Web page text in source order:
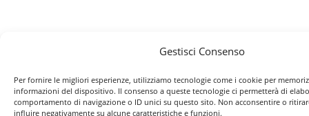
Gestisci Consenso
Per fornire le migliori esperienze, utilizziamo tecnologie come i cookie per
informazioni del dispositivo. Il consenso a queste tecnologie ci permetterà di
comportamento di navigazione o ID unici su questo sito. Non acconsentire o
influire negativamente su alcune caratteristiche e funzioni.